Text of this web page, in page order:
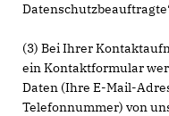
(3) Bei Ihrer
ein Kontaktformular
Daten (Ihre E-Mail-
Telefonnummer) von